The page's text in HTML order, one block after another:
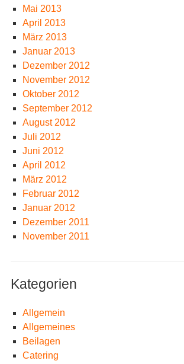
Mai 2013
April 2013
März 2013
Januar 2013
Dezember 2012
November 2012
Oktober 2012
September 2012
August 2012
Juli 2012
Juni 2012
April 2012
März 2012
Februar 2012
Januar 2012
Dezember 2011
November 2011
Kategorien
Allgemein
Allgemeines
Beilagen
Catering